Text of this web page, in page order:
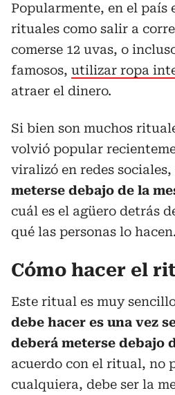
Popularmente, en el país
rituales como salir a
comerse 12 uvas, o
famosos, utilizar ropa
atraer el dinero.
Si bien son muchos
volvió popular
viralizó en redes
meterse debajo de la
cuál es el agüero detrás
qué las personas lo hacen.
Cómo hacer el
Este ritual es muy
debe hacer es una vez
deberá meterse debajo
acuerdo con el ritual, no
cualquiera, debe ser la